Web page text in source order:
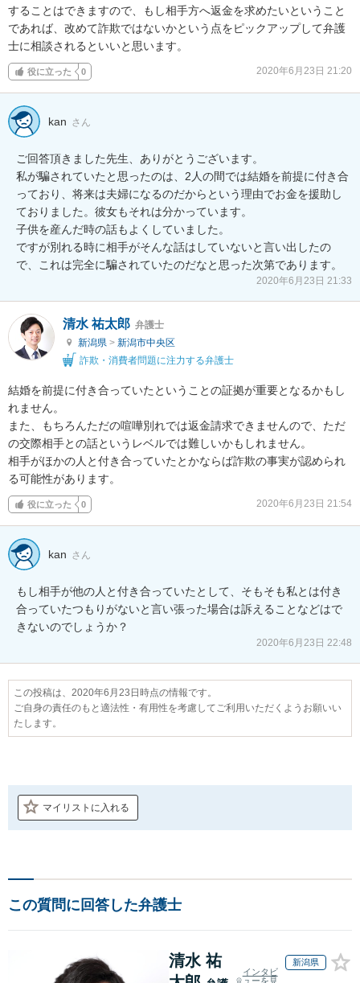
することはできますので、もし相手方へ返金を求めたいということ
であれば、改めて詐欺ではないかという点をピックアップして弁護
士に相談されるといいと思います。
役に立った 0 2020年6月23日 21:20
kan さん
ご回答頂きました先生、ありがとうございます。
私が騙されていたと思ったのは、2人の間では結婚を前提に付き合
っており、将来は夫婦になるのだからという理由でお金を援助し
ておりました。彼女もそれは分かっています。
子供を産んだ時の話もよくしていました。
ですが別れる時に相手がそんな話はしていないと言い出したの
で、これは完全に騙されていたのだなと思った次第であります。
2020年6月23日 21:33
清水 祐太郎 弁護士
新潟県 > 新潟市中央区
詐欺・消費者問題に注力する弁護士
結婚を前提に付き合っていたということの証拠が重要となるかもし
れません。
また、もちろんただの喧嘩別れでは返金請求できませんので、ただ
の交際相手との話というレベルでは難しいかもしれません。
相手がほかの人と付き合っていたとかならば詐欺の事実が認められ
る可能性があります。
役に立った 0 2020年6月23日 21:54
kan さん
もし相手が他の人と付き合っていたとして、そもそも私とは付き
合っていたつもりがないと言い張った場合は訴えることなどはで
きないのでしょうか？
2020年6月23日 22:48
この投稿は、2020年6月23日時点の情報です。
ご自身の責任のもと適法性・有用性を考慮してご利用いただくようお願いい
たします。
マイリストに入れる
この質問に回答した弁護士
清水 祐
インタビ
ューを見
新潟県